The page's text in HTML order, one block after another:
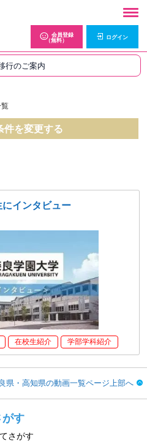
会員登録
（無料）
ログイン
行のご案内
件を変更する
にインタビュー
在校生紹介 学部学科紹介
県・高知県の動画一覧ページ上部へ
がす
さがす